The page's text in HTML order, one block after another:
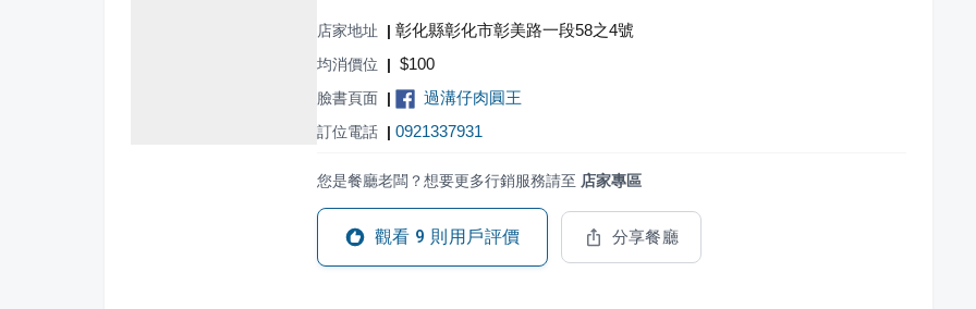
店家地址 | 彰化縣彰化市彰美路一段58之4號
均消價位 | $100
臉書頁面 | 過溝仔肉圓王
訂位電話 | 0921337931
您是餐廳老闆？想要更多行銷服務請至 店家專區
觀看 9 則用戶評價 分享餐廳